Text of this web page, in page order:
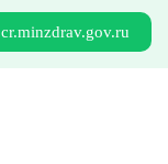
cr.minzdrav.gov.ru